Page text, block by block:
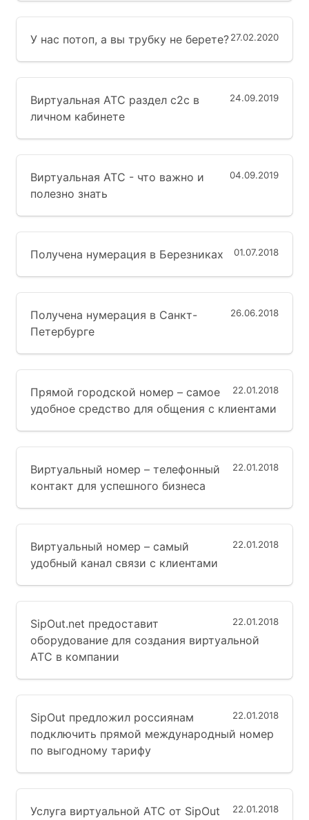
27.02.2020
У нас потоп, а вы трубку не берете?
24.09.2019
Виртуальная АТС раздел с2с в
личном кабинете
04.09.2019
Виртуальная АТС - что важно и
полезно знать
01.07.2018
Получена нумерация в Березниках
26.06.2018
Получена нумерация в Санкт-
Петербурге
22.01.2018
Прямой городской номер – самое
удобное средство для общения с клиентами
22.01.2018
Виртуальный номер – телефонный
контакт для успешного бизнеса
22.01.2018
Виртуальный номер – самый
удобный канал связи с клиентами
22.01.2018
SipOut.net предоставит
оборудование для создания виртуальной
АТС в компании
22.01.2018
SipOut предложил россиянам
подключить прямой международный номер
по выгодному тарифу
22.01.2018
Услуга виртуальной АТС от SipOut